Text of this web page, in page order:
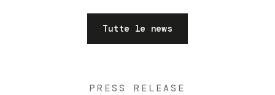
Tutte le news
PRESS RELEASE